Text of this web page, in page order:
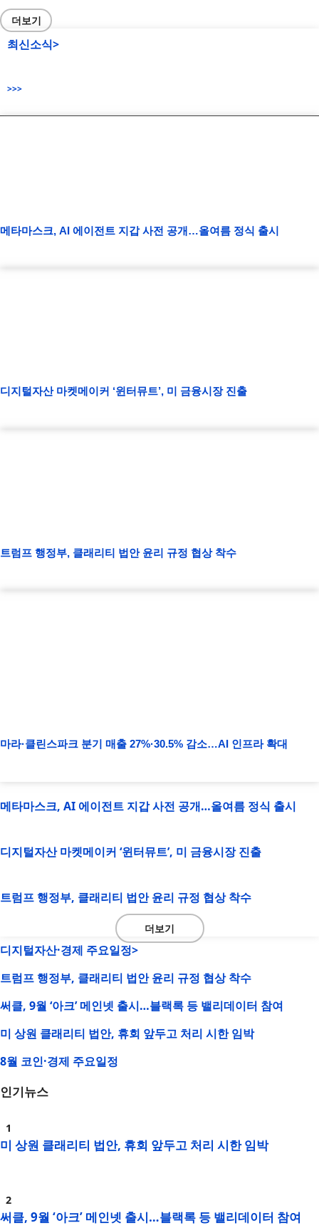
더보기
최신소식>
>>>
메타마스크, AI 에이전트 지갑 사전 공개…올여름 정식 출시
디지털자산 마켓메이커 ‘윈터뮤트’, 미 금융시장 진출
트럼프 행정부, 클래리티 법안 윤리 규정 협상 착수
마라·클린스파크 분기 매출 27%·30.5% 감소…AI 인프라 확대
메타마스크, AI 에이전트 지갑 사전 공개…올여름 정식 출시
디지털자산 마켓메이커 ‘윈터뮤트’, 미 금융시장 진출
트럼프 행정부, 클래리티 법안 윤리 규정 협상 착수
더보기
디지털자산·경제 주요일정>
트럼프 행정부, 클래리티 법안 윤리 규정 협상 착수
써클, 9월 ‘아크’ 메인넷 출시…블랙록 등 밸리데이터 참여
미 상원 클래리티 법안, 휴회 앞두고 처리 시한 임박
8월 코인·경제 주요일정
인기뉴스
미 상원 클래리티 법안, 휴회 앞두고 처리 시한 임박
써클, 9월 ‘아크’ 메인넷 출시…블랙록 등 밸리데이터 참여